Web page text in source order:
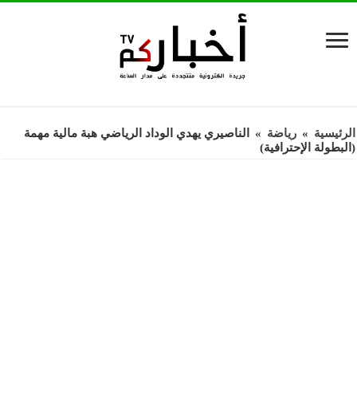
الرئيسية » رياضة »
الناصيري يهدي الوداد الرياضي هبة مالية مهمة
(البطولة الإحترافية)